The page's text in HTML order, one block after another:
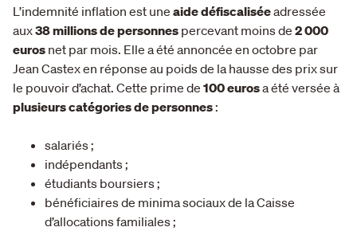
L’indemnité inflation est une aide défiscaliséeadressée
aux38 millions de personnes percevant moins de 2 000
euros net par mois. Elle a été annoncée en octobre par
Jean Castex en réponse au poids de la hausse des prix sur
le pouvoir d’achat. Cette prime de 100 eurosa été versée à
plusieurs catégories de personnes:
salariés ;
indépendants ;
étudiants boursiers ;
bénéficiaires de minima sociaux de la Caisse
d’allocations familiales ;